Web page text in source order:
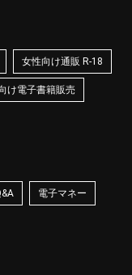
女性向け通販 R-18
け電子書籍販売
電子マネー